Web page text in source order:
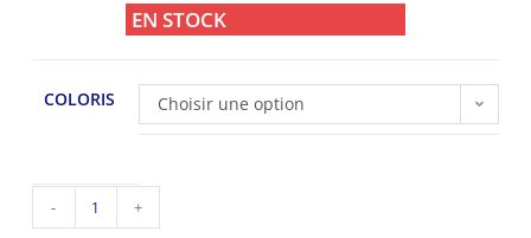
EN STOCK
COLORIS Choisir une option
- +